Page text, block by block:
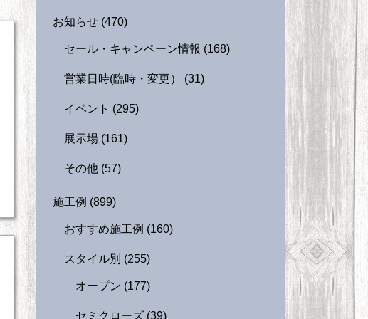
お知らせ (470)
セール・キャンペーン情報 (168)
営業日時(臨時・変更） (31)
イベント (295)
展示場 (161)
その他 (57)
施工例 (899)
おすすめ施工例 (160)
スタイル別 (255)
オープン (177)
セミクローズ (39)